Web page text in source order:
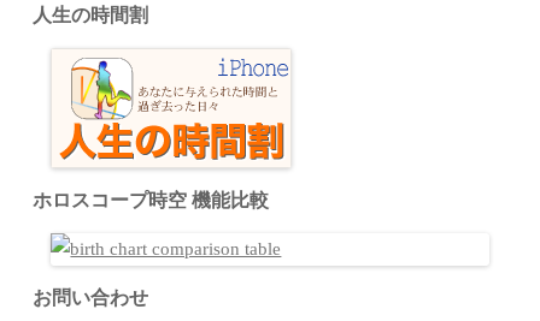
人生の時間割
ホロスコープ時空 機能比較
お問い合わせ